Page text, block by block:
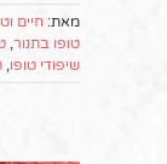
מאת: חיים
טופו בתנור,
שיפודי טופו,